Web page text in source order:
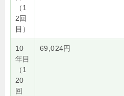
（1
2回
目）
10
年目
（1
20
回
69,024円